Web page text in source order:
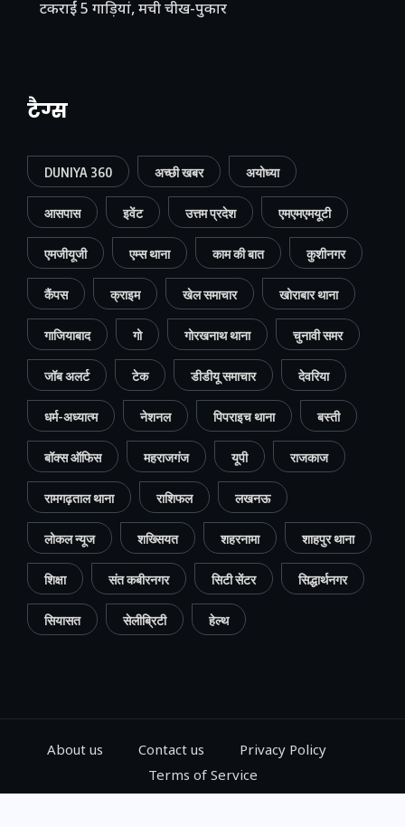
टकराईं 5 गाड़ियां, मची चीख-पुकार
टैग्स
DUNIYA 360 अच्छी खबर अयोध्या
आसपास इवेंट उत्तम प्रदेश एमएमएमयूटी
एमजीयूजी एम्स थाना काम की बात कुशीनगर
कैंपस क्राइम खेल समाचार खोराबार थाना
गाजियाबाद गो गोरखनाथ थाना चुनावी समर
जॉब अलर्ट टेक डीडीयू समाचार देवरिया
धर्म-अध्यात्म नेशनल पिपराइच थाना बस्ती
बॉक्स ऑफिस महराजगंज यूपी राजकाज
रामगढ़ताल थाना राशिफल लखनऊ
लोकल न्यूज शख्सियत शहरनामा शाहपुर थाना
शिक्षा संत कबीरनगर सिटी सेंटर सिद्धार्थनगर
सियासत सेलीब्रिटी हेल्थ
About us Contact us
Privacy Policy
Terms of Service